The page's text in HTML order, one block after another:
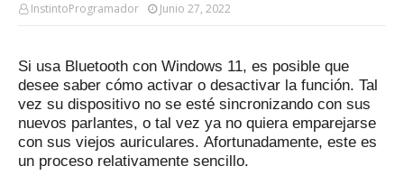
InstintoProgramador Junio 27, 2022
Si usa Bluetooth con Windows 11, es posible que
desee saber cómo activar o desactivar la función. Tal
vez su dispositivo no se esté sincronizando con sus
nuevos parlantes, o tal vez ya no quiera emparejarse
con sus viejos auriculares. Afortunadamente, este es
un proceso relativamente sencillo.